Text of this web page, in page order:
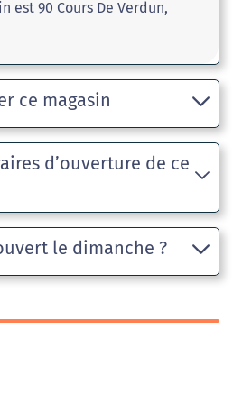
est 90 Cours De Verdun,
ce magasin
d’ouverture de ce
le dimanche ?